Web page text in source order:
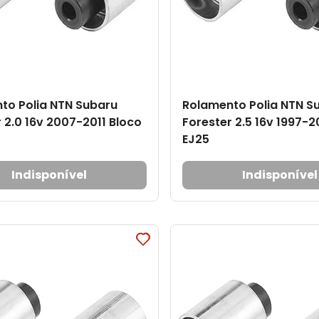
Polia NTN Subaru
16v 2007-2011 Bloco
Indisponível
Rolamento Polia NTN
Forester 2.5 16v 1997-
EJ25
Indisponível